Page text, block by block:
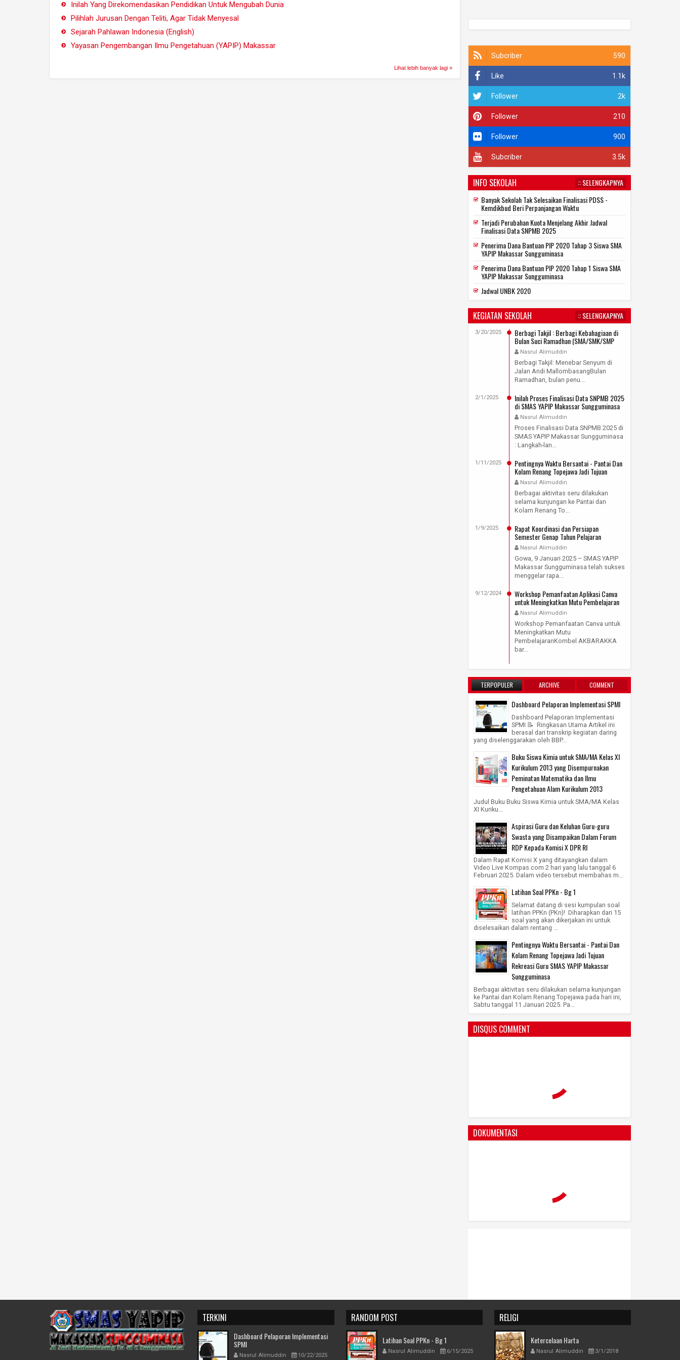
Inilah Yang Direkomendasikan Pendidikan Untuk Mengubah Dunia
Pilihlah Jurusan Dengan Teliti, Agar Tidak Menyesal
Sejarah Pahlawan Indonesia (English)
Yayasan Pengembangan Ilmu Pengetahuan (YAPIP) Makassar
Lihat lebih banyak lagi »
590
Subcriber
1.1k
Like
2k
Follower
210
Follower
900
Follower
3.5k
Subcriber
INFO SEKOLAH
:: SELENGKAPNYA
Banyak Sekolah Tak Selesaikan Finalisasi PDSS -
Kemdikbud Beri Perpanjangan Waktu
Terjadi Perubahan Kuota Menjelang Akhir Jadwal
Finalisasi Data SNPMB 2025
Penerima Dana Bantuan PIP 2020 Tahap 3 Siswa SMA
YAPIP Makassar Sungguminasa
Penerima Dana Bantuan PIP 2020 Tahap 1 Siswa SMA
YAPIP Makassar Sungguminasa
Jadwal UNBK 2020
KEGIATAN SEKOLAH
:: SELENGKAPNYA
Berbagi Takjil : Berbagi Kebahagiaan di
Bulan Suci Ramadhan (SMA/SMK/SMP
YAPIP Makassar Sungguminasa)
Nasrul Alimuddin
3/20/2025
Berbagi Takjil: Menebar Senyum di
Jalan Andi MallombasangBulan
Ramadhan, bulan penu...
Inilah Proses Finalisasi Data SNPMB 2025
di SMAS YAPIP Makassar Sungguminasa
Nasrul Alimuddin
2/1/2025
Proses Finalisasi Data SNPMB 2025 di
SMAS YAPIP Makassar Sungguminasa
: Langkah-lan...
Pentingnya Waktu Bersantai - Pantai Dan
Kolam Renang Topejawa Jadi Tujuan
Rekreasi Guru SMAS YAPIP Makassar
Sungguminasa
Nasrul Alimuddin
1/11/2025
Berbagai aktivitas seru dilakukan
selama kunjungan ke Pantai dan
Kolam Renang To...
Rapat Koordinasi dan Persiapan
Semester Genap Tahun Pelajaran
2024/2025
Nasrul Alimuddin
1/9/2025
Gowa, 9 Januari 2025 – SMAS YAPIP
Makassar Sungguminasa telah sukses
menggelar rapa...
Workshop Pemanfaatan Aplikasi Canva
untuk Meningkatkan Mutu Pembelajaran
Nasrul Alimuddin
9/12/2024
Workshop Pemanfaatan Canva untuk
Meningkatkan Mutu
PembelajaranKombel AKBARAKKA
bar...
TERPOPULER ARCHIVE COMMENT
Dashboard Pelaporan Implementasi SPMI
Dashboard Pelaporan Implementasi
SPMI 📝 Ringkasan Utama Artikel ini
berasal dari transkrip kegiatan daring
yang diselenggarakan oleh BBP...
Buku Siswa Kimia untuk SMA/MA Kelas XI
Kurikulum 2013 yang Disempurnakan
Peminatan Matematika dan Ilmu
Pengetahuan Alam Kurikulum 2013
Judul Buku Buku Siswa Kimia untuk SMA/MA Kelas
XI Kuriku...
Aspirasi Guru dan Keluhan Guru-guru
Swasta yang Disampaikan Dalam Forum
RDP Kepada Komisi X DPR RI
Dalam Rapat Komisi X yang ditayangkan dalam
Video Live Kompas.com 2 hari yang lalu tanggal 6
Februari 2025. Dalam video tersebut membahas m...
Latihan Soal PPKn - Bg 1
Selamat datang di sesi kumpulan soal
latihan PPKn (PKn)! Diharapkan dari 15
soal yang akan dikerjakan ini untuk
diselesaikan dalam rentang ...
Pentingnya Waktu Bersantai - Pantai Dan
Kolam Renang Topejawa Jadi Tujuan
Rekreasi Guru SMAS YAPIP Makassar
Sungguminasa
Berbagai aktivitas seru dilakukan selama kunjungan
ke Pantai dan Kolam Renang Topejawa pada hari ini,
Sabtu tanggal 11 Januari 2025. Pa...
DISQUS COMMENT
DOKUMENTASI
TERKINI
Dashboard Pelaporan Implementasi
SPMI
Nasrul Alimuddin 10/22/2025
RANDOM POST
Latihan Soal PPKn - Bg 1
Nasrul Alimuddin 6/15/2025
RELIGI
Ketercelaan Harta
Nasrul Alimuddin 3/1/2018